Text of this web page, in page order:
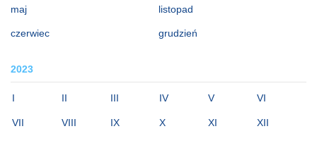
maj
czerwiec
listopad
grudzień
2023
I II III IV V VI
VII VIII IX X XI XII